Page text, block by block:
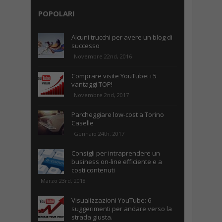
POPOLARI
Alcuni trucchi per avere un blog di
successo
Novembre 22nd, 2016
Comprare visite YouTube: i 5
vantaggi TOP!
Novembre 2nd, 2017
Parcheggiare low-cost a Torino
Caselle
Gennaio 24th, 2017
Consigli per intraprendere un
business on-line efficiente e a
costi contenuti
Marzo 23rd, 2018
Visualizzazioni YouTube: 6
suggerimenti per andare verso la
strada giusta.